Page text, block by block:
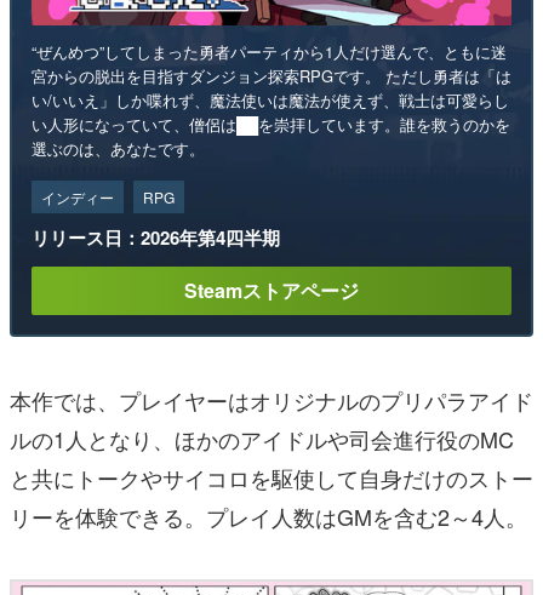
“ぜんめつ”してしまった勇者パーティから1人だけ選んで、ともに迷
宮からの脱出を目指すダンジョン探索RPGです。 ただし勇者は「は
い/いいえ」しか喋れず、魔法使いは魔法が使えず、戦士は可愛らし
い人形になっていて、僧侶は██を崇拝しています。誰を救うのかを
選ぶのは、あなたです。
インディー RPG
リリース日：2026年第4四半期
Steamストアページ
本作では、プレイヤーはオリジナルのプリパラアイド
ルの1人となり、ほかのアイドルや司会進行役のMC
と共にトークやサイコロを駆使して自身だけのストー
リーを体験できる。プレイ人数はGMを含む2～4人。